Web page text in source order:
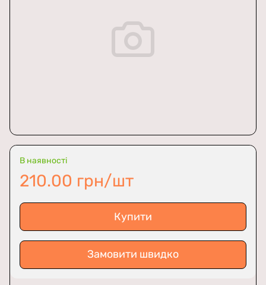
В наявності
210.00 грн/шт
Купити
Замовити швидко